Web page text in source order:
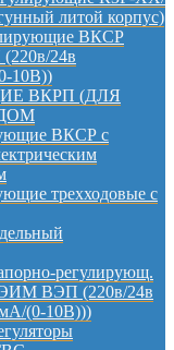
литой корпус)
ВКСР
24в
10В))
ВКРП (ДЛЯ
ВКСР с
трехходовые с
регулирующ.
ВЭП (220в/24в
(0-10В)))